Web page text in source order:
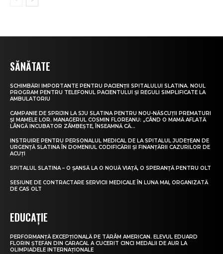
SĂNĂTATE
SCHIMBĂRI IMPORTANTE PENTRU PACIENȚII SPITALULUI SLATINA. NOUL
PROGRAM PENTRU TELEFONUL PACIENTULUI ȘI REGULI SIMPLIFICATE LA
AMBULATORIU
CAMPANIE DE SPRIJIN LA SJU SLATINA PENTRU NOU-NĂSCUȚII PREMATURI
ȘI MAMELE LOR. MANAGERUL COSMIN FLOREANU: „CÂND O MAMĂ AFLATĂ
LÂNGĂ INCUBATOR ZÂMBEȘTE, ÎNSEAMNĂ CĂ...
INSTRUIRE PENTRU PERSONALUL MEDICAL DE LA SPITALUL JUDEȚEAN DE
URGENȚĂ SLATINA ÎN DOMENIUL CODIFICĂRII ȘI FINANȚĂRII CAZURILOR DE
ACUȚI
SPITALUL SLATINA – O ȘANSĂ LA O NOUĂ VIAȚĂ, O SPERANȚĂ PENTRU OLT
SESIUNE DE CONTRACTARE SERVICII MEDICALE ÎN LUNA MAI, ORGANIZATĂ
DE CAS OLT
EDUCAȚIE
PERFORMANȚĂ EXCEPȚIONALĂ PE TĂRÂM AMERICAN. ELEVUL EDUARD
FLORIN ȘTEFAN DIN CARACAL A CUCERIT CINCI MEDALII DE AUR LA
OLIMPIADELE INTERNAȚIONALE